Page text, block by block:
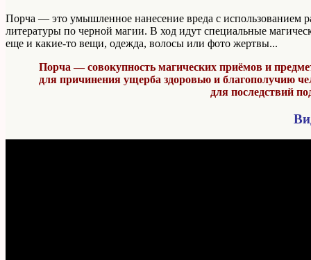
Порча — это умышленное нанесение вреда с использованием
литературы по черной магии. В ход идут специальные
еще и какие-то вещи, одежда, волосы или фото жертвы...
Порча — совокупность магических приёмов и
для причинения ущерба здоровью и благополучию
для последствий